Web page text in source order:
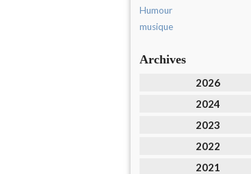
Humour
musique
Archives
2026
2024
2023
2022
2021